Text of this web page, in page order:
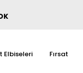
Elbiseleri Fırsat